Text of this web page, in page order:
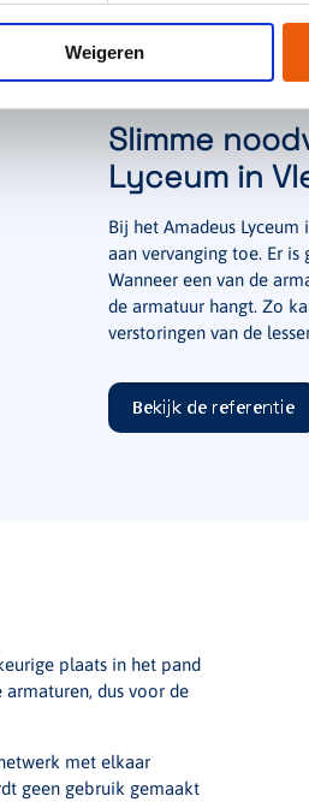
Weigeren
Slimme
Lyceum in
Bij het Amadeus
aan vervanging toe. Er
Wanneer een van de
de armatuur hangt. Zo
verstoringen van de
Bekijk de referentie
plaats in het pand
dus voor de
met elkaar
geen gebruik gemaakt